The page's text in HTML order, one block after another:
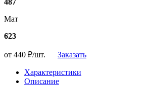
Мат
623
от 440 ₽/шт. Заказать
Характеристики
Описание